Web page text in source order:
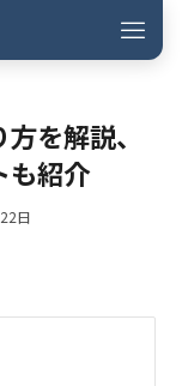
を解説、
も紹介
日